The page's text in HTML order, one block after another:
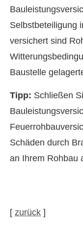
Selbstbeteiligung
versichert sind
Baustelle
Tipp: Schließen
Schäden durch
an Ihrem Rohbau
[ zurück ]